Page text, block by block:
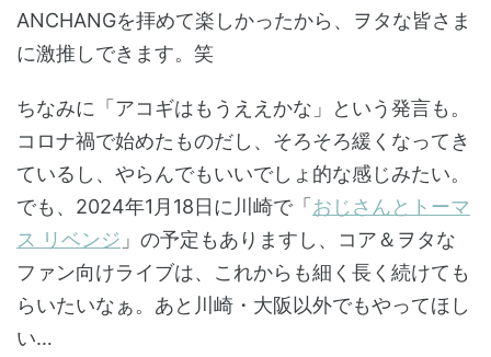
ANCHANGを拝めて楽しかったから、ヲタな皆さま
に激推しできます。笑
ちなみに「アコギはもうええかな」という発言も。
コロナ禍で始めたものだし、そろそろ緩くなってき
ているし、やらんでもいいでしょ的な感じみたい。
でも、2024年1月18日に川崎で「おじさんとトーマ
ス リベンジ 」の予定もありますし、コア＆ヲタな
ファン向けライブは、これからも細く長く続けても
らいたいなぁ。あと川崎・大阪以外でもやってほし
い…